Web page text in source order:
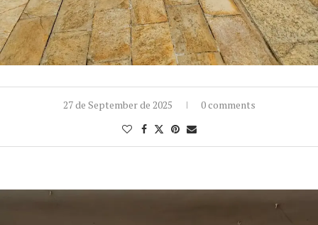
27 de September de 2025 0 comments